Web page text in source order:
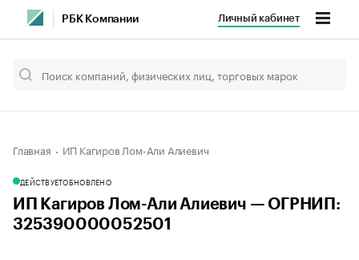
РБК Компании Личный кабинет
Главная ИП Кагиров Лом-Али Алиевич
ДЕЙСТВУЕТОБНОВЛЕНО
ИП Кагиров Лом-Али Алиевич — ОГРНИП:
325390000052501